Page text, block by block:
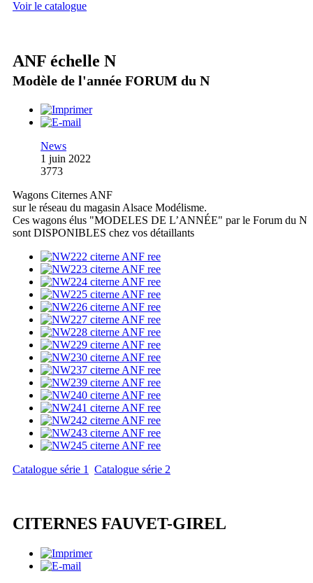
Voir le catalogue
ANF échelle N
Modèle de l'année FORUM du N
News
1 juin 2022
3773
Wagons Citernes ANF
sur le réseau du magasin Alsace Modélisme.
Ces wagons élus "MODELES DE L’ANNÉE" par le Forum du N
sont DISPONIBLES chez vos détaillants
Catalogue série 1 Catalogue série 2
CITERNES FAUVET-GIREL